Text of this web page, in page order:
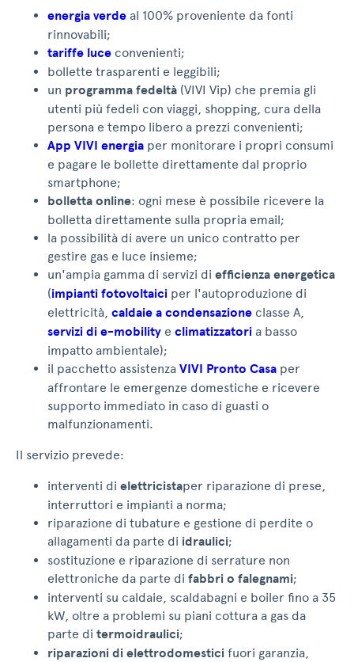
energia verde al 100% proveniente da fonti
rinnovabili;
tariffe luce convenienti;
bollette trasparenti e leggibili;
un programma fedeltà (VIVI Vip) che premia gli
utenti più fedeli con viaggi, shopping, cura della
persona e tempo libero a prezzi convenienti;
App VIVI energia per monitorare i propri consumi
e pagare le bollette direttamente dal proprio
smartphone;
bolletta online: ogni mese è possibile ricevere la
bolletta direttamente sulla propria email;
la possibilità di avere un unico contratto per
gestire gas e luce insieme;
un'ampia gamma di servizi di efficienza energetica
(impianti fotovoltaici per l'autoproduzione di
elettricità, caldaie a condensazione classe A,
servizi di e-mobility e climatizzatori a basso
impatto ambientale);
il pacchetto assistenza VIVI Pronto Casa per
affrontare le emergenze domestiche e ricevere
supporto immediato in caso di guasti o
malfunzionamenti.
Il servizio prevede:
interventi di elettricistaper riparazione di prese,
interruttori e impianti a norma;
riparazione di tubature e gestione di perdite o
allagamenti da parte di idraulici;
sostituzione e riparazione di serrature non
elettroniche da parte di fabbri o falegnami;
interventi su caldaie, scaldabagni e boiler fino a 35
kW, oltre a problemi su piani cottura a gas da
parte di termoidraulici;
riparazioni di elettrodomestici fuori garanzia,